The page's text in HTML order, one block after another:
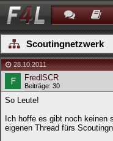
Scoutingnetzwerk
28.10.2011
FredlSCR
Beiträge: 30
So Leute!
Ich hoffe es gibt noch keinen
eigenen Thread fürs